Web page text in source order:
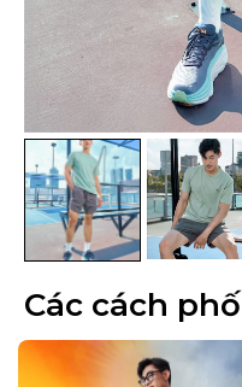
Các cách